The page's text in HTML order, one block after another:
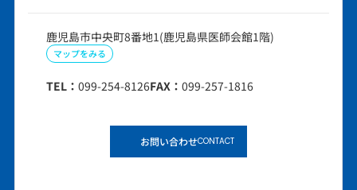
鹿児島市中央町8番地1(鹿児島県医師会館1階)
マップをみる
TEL： 099-254-8126FAX： 099-257-1816
お問い合わせCONTACT